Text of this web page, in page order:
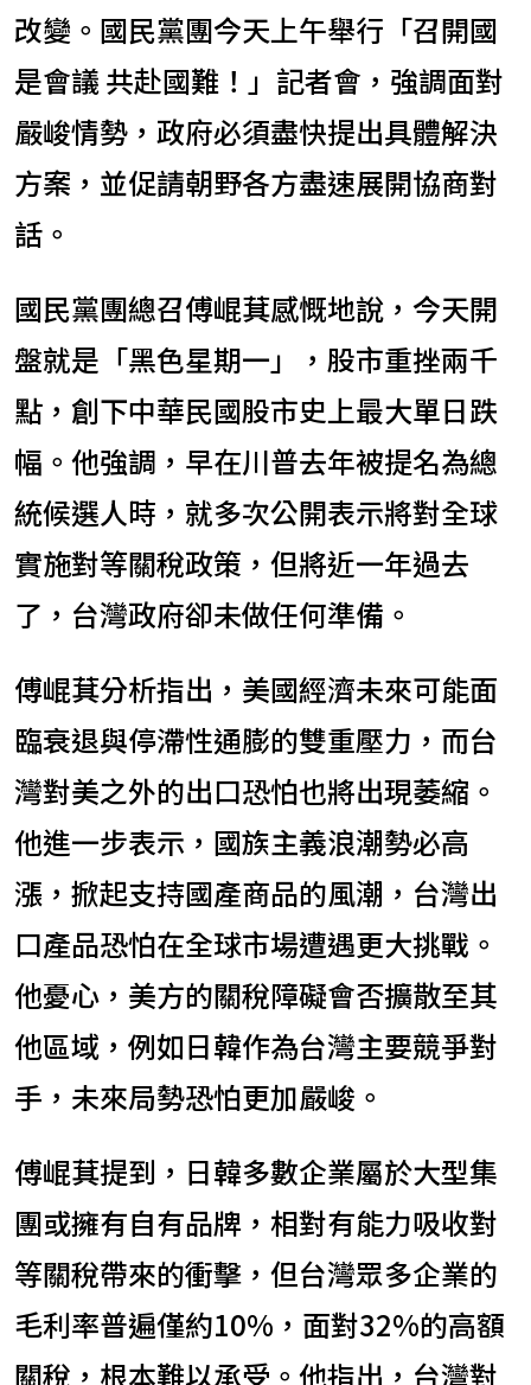
改變。國民黨團今天上午舉行「召開國
是會議 共赴國難！」記者會，強調面對
嚴峻情勢，政府必須盡快提出具體解決
方案，並促請朝野各方盡速展開協商對
話。
國民黨團總召傅崐萁感慨地說，今天開
盤就是「黑色星期一」，股市重挫兩千
點，創下中華民國股市史上最大單日跌
幅。他強調，早在川普去年被提名為總
統候選人時，就多次公開表示將對全球
實施對等關稅政策，但將近一年過去
了，台灣政府卻未做任何準備。
傅崐萁分析指出，美國經濟未來可能面
臨衰退與停滯性通膨的雙重壓力，而台
灣對美之外的出口恐怕也將出現萎縮。
他進一步表示，國族主義浪潮勢必高
漲，掀起支持國產商品的風潮，台灣出
口產品恐怕在全球市場遭遇更大挑戰。
他憂心，美方的關稅障礙會否擴散至其
他區域，例如日韓作為台灣主要競爭對
手，未來局勢恐怕更加嚴峻。
傅崐萁提到，日韓多數企業屬於大型集
團或擁有自有品牌，相對有能力吸收對
等關稅帶來的衝擊，但台灣眾多企業的
毛利率普遍僅約10%，面對32%的高額
關稅，根本難以承受。他指出，台灣對